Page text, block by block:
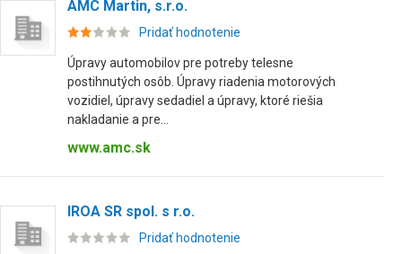
AMC Martin, s.r.o.
Pridať hodnotenie
Úpravy automobilov pre potreby telesne
postihnutých osôb. Úpravy riadenia motorových
vozidiel, úpravy sedadiel a úpravy, ktoré riešia
nakladanie a pre...
www.amc.sk
IROA SR spol. s r.o.
Pridať hodnotenie